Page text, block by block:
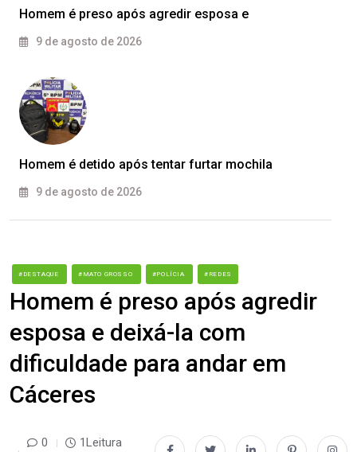
Homem é preso após agredir esposa e
9 de agosto de 2026
Homem é detido após tentar furtar mochila
9 de agosto de 2026
#DESTAQUE #MATO GROSSO #POLÍCIA #REDES
Homem é preso após agredir
esposa e deixá-la com
dificuldade para andar em
Cáceres
0 1Leitura